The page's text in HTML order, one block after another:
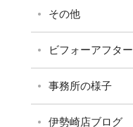
その他
ビフォーアフター
事務所の様子
伊勢崎店ブログ